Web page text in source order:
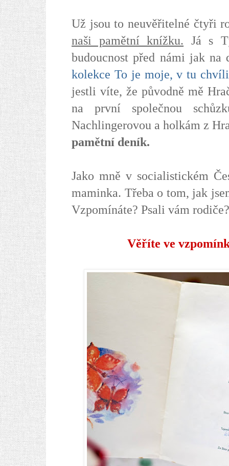
Už jsou to neuvěřitelné čtyři
naši pamětní knížku. Já s
budoucnost před námi jak
kolekce To je moje, v tu
jestli víte, že původně mě
na první společnou
Nachlingerovou a holkám z
pamětní deník.
Jako mně v socialistickém
maminka. Třeba o tom, jak
Vzpomínáte? Psali vám
Věříte ve